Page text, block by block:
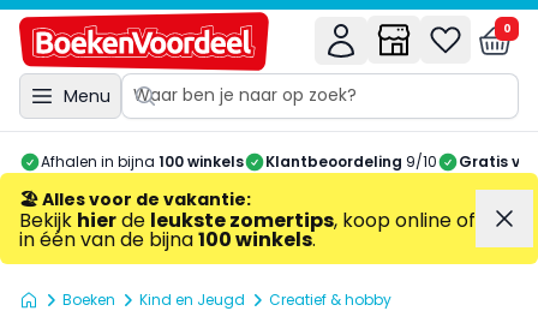
Menu
0
Afhalen in bijna 100 winkels Klantbeoordeling 9/10 Gratis
🏖️ Alles voor de vakantie:
Bekijk hierde leukste zomertips, koop online of
in één van de bijna100 winkels.
Boeken Kind en Jeugd Creatief & hobby